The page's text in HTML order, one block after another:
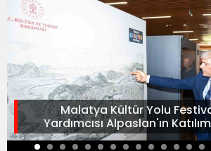
Malatya Kültür Yolu
Yardımcısı Alpaslan'ın